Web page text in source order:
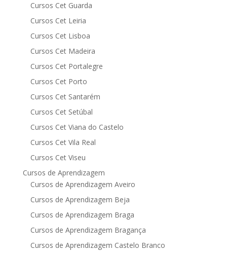
Cursos Cet Guarda
Cursos Cet Leiria
Cursos Cet Lisboa
Cursos Cet Madeira
Cursos Cet Portalegre
Cursos Cet Porto
Cursos Cet Santarém
Cursos Cet Setúbal
Cursos Cet Viana do Castelo
Cursos Cet Vila Real
Cursos Cet Viseu
Cursos de Aprendizagem
Cursos de Aprendizagem Aveiro
Cursos de Aprendizagem Beja
Cursos de Aprendizagem Braga
Cursos de Aprendizagem Bragança
Cursos de Aprendizagem Castelo Branco